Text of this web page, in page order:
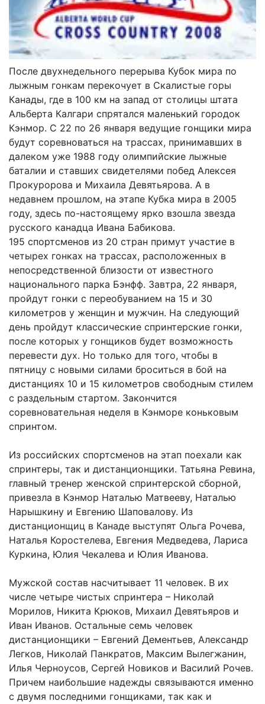
После двухнедельного перерыва Кубок мира по
лыжным гонкам перекочует в Скалистые горы
Канады, где в 100 км на запад от столицы штата
Альберта Калгари спрятался маленький городок
Кэнмор. С 22 по 26 января ведущие гонщики мира
будут соревноваться на трассах, принимавших в
далеком уже 1988 году олимпийские лыжные
баталии и ставших свидетелями побед Алексея
Прокуророва и Михаила Девятьярова. А в
недавнем прошлом, на этапе Кубка мира в 2005
году, здесь по-настоящему ярко взошла звезда
русского канадца Ивана Бабикова.
195 спортсменов из 20 стран примут участие в
четырех гонках на трассах, расположенных в
непосредственной близости от известного
национального парка Бэнфф. Завтра, 22 января,
пройдут гонки с переобуванием на 15 и 30
километров у женщин и мужчин. На следующий
день пройдут классические спринтерские гонки,
после которых у гонщиков будет возможность
перевести дух. Но только для того, чтобы в
пятницу с новыми силами броситься в бой на
дистанциях 10 и 15 километров свободным стилем
с раздельным стартом. Закончится
соревновательная неделя в Кэнморе коньковым
спринтом.
Из российских спортсменов на этап поехали как
спринтеры, так и дистанционщики. Татьяна Ревина,
главный тренер женской спринтерской сборной,
привезла в Кэнмор Наталью Матвееву, Наталью
Нарышкину и Евгению Шаповалову. Из
дистанционщиц в Канаде выступят Ольга Рочева,
Наталья Коростелева, Евгения Медведева, Лариса
Куркина, Юлия Чекалева и Юлия Иванова.
Мужской состав насчитывает 11 человек. В их
числе четыре чистых спринтера – Николай
Морилов, Никита Крюков, Михаил Девятьяров и
Иван Иванов. Остальные семь человек
дистанционщики – Евгений Дементьев, Александр
Легков, Николай Панкратов, Максим Вылегжанин,
Илья Черноусов, Сергей Новиков и Василий Рочев.
Причем наибольшие надежды связываются именно
с двумя последними гонщиками, так как и